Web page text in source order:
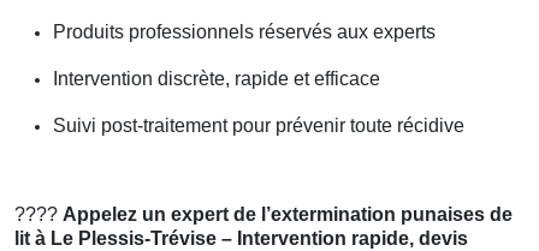
Produits professionnels réservés aux experts
Intervention discrète, rapide et efficace
Suivi post-traitement pour prévenir toute récidive
???? Appelez un expert de l’extermination punaises de
lit à Le Plessis-Trévise – Intervention rapide, devis